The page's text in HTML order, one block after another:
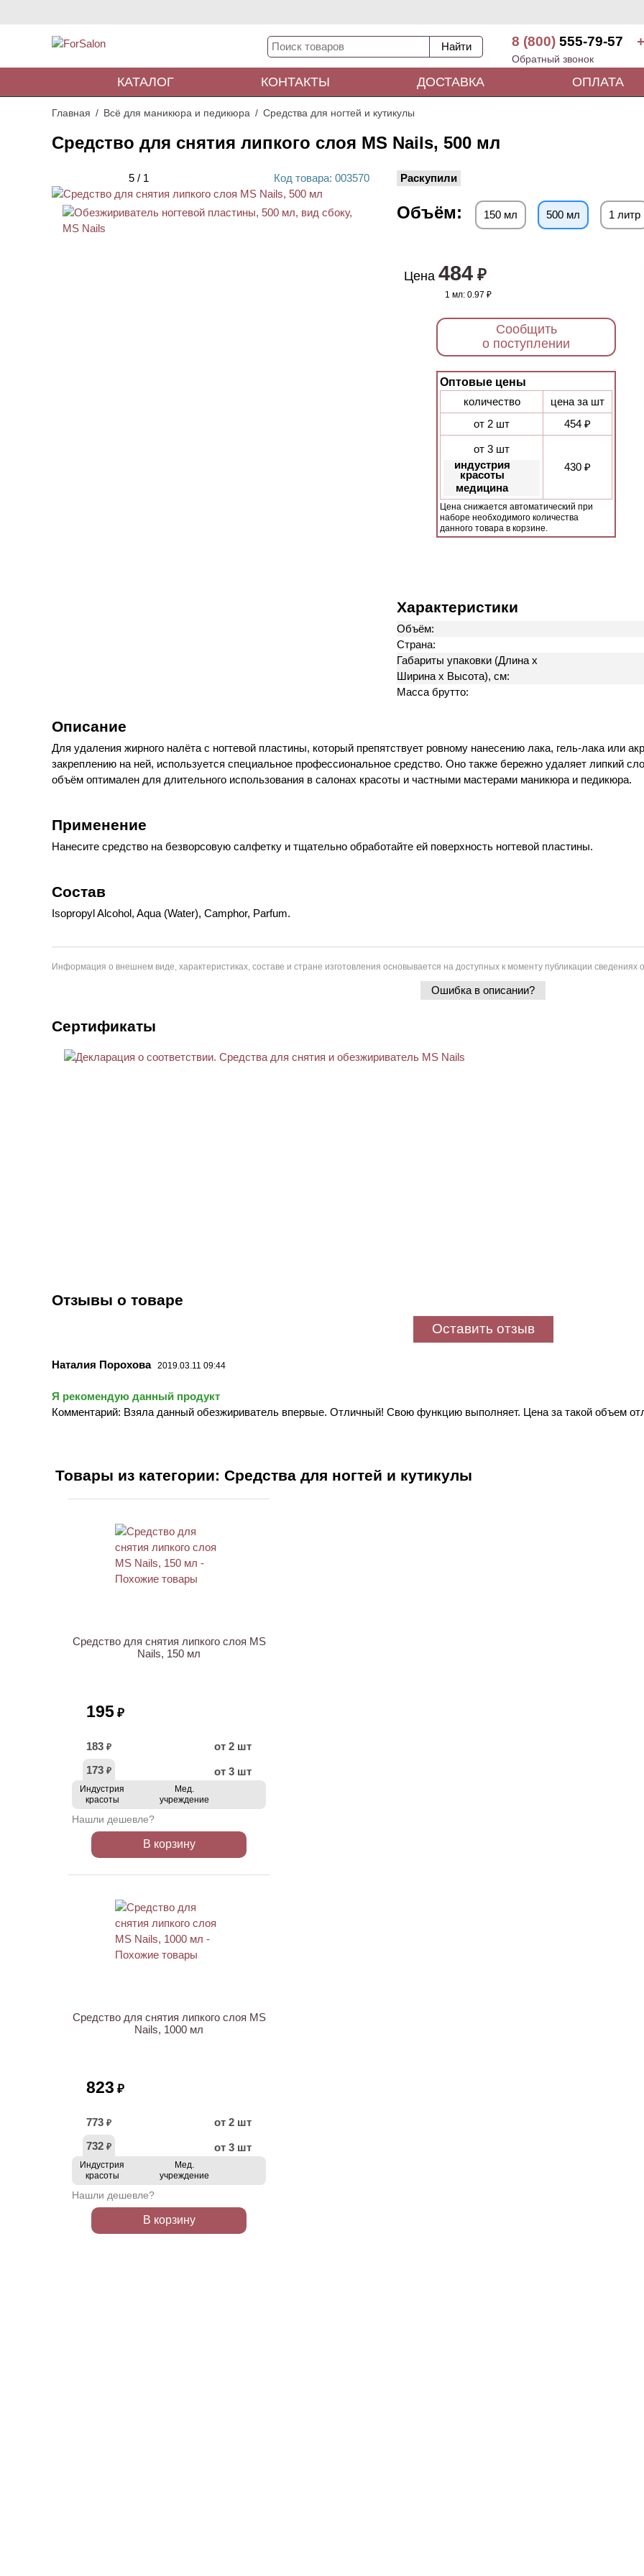
8 (800) 555-79-57
Обратный звонок
КАТАЛОГ КОНТАКТЫ ДОСТАВКА ОПЛАТА
Главная Всё для маникюра и педикюра Средства для ногтей и кутикулы
Средство для снятия липкого слоя MS Nails, 500 мл
5 / 1 Код товара: 003570 Раскупили
Объём: 150 мл 500 мл 1 литр
Цена 484 ₽
1 мл: 0.97 ₽
Сообщить
о поступлении
Оптовые цены
количество
цена за шт
от 2 шт
454 ₽
от 3 шт
индустрия
красоты
медицина
430 ₽
Цена снижается автоматический при
наборе необходимого количества
данного товара в корзине.
Характеристики
Объём:
Страна:
Габариты упаковки (Длина х
Ширина х Высота), см:
Масса брутто:
Описание
Для удаления жирного налёта с ногтевой пластины, который препятствует ровному нанесению лака, гель-лака или
закреплению на ней, используется специальное профессиональное средство. Оно также бережно удаляет липкий
объём оптимален для длительного использования в салонах красоты и частными мастерами маникюра и педикюра.
Применение
Нанесите средство на безворсовую салфетку и тщательно обработайте ей поверхность ногтевой пластины.
Состав
Isopropyl Alcohol, Aqua (Water), Camphor, Parfum.
Информация о внешнем виде, характеристиках, составе и стране изготовления основывается на доступных к моменту публикации сведениях
Ошибка в описании?
Сертификаты
Отзывы о товаре
Оставить отзыв
Наталия Порохова 2019.03.11 09:44
Я рекомендую данный продукт
Комментарий: Взяла данный обезжириватель впервые. Отличный! Свою функцию выполняет. Цена за такой объем
Товары из категории: Средства для ногтей и кутикулы
Средство для снятия липкого слоя MS
Nails, 150 мл
195 ₽
183 ₽
от 2 шт
173 ₽ от 3 шт
Индустрия
красоты
Мед.
учреждение
Нашли дешевле?
В корзину
Средство для снятия липкого слоя MS
Nails, 1000 мл
823 ₽
773 ₽
от 2 шт
732 ₽ от 3 шт
Индустрия
красоты
Мед.
учреждение
Нашли дешевле?
В корзину